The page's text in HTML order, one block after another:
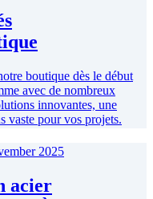
boutique dès le début
avec de nombreux
innovantes, une
vaste pour vos projets.
acier